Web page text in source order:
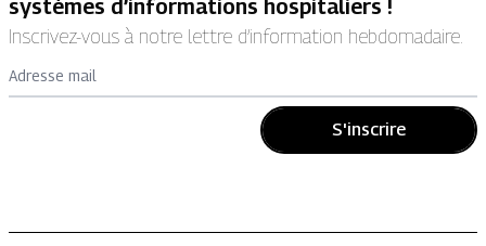
systèmes d’informations hospitaliers !
Inscrivez-vous à notre lettre d’information hebdomadaire.
Adresse mail
S'inscrire